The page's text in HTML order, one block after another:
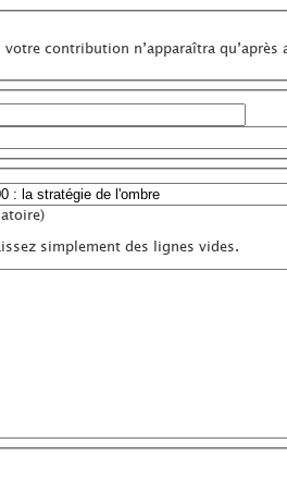
contribution n’apparaîtra qu’après
simplement des lignes vides.